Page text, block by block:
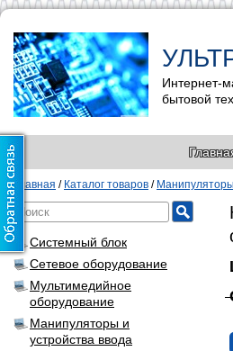
Интернет-
бытовой
Главная / Каталог товаров /
Системный блок
Сетевое оборудование
Мультимедийное
оборудование
Манипуляторы и
устройства ввода